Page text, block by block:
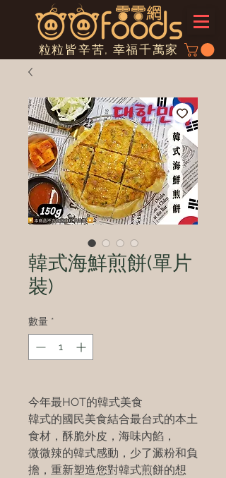
粒粒皆辛苦, 幸福千萬家
韓式海鮮煎餅(單片
裝)
數量 *
今年最HOT的韓式美食
韓式的國民美食結合最台式的本土
食材，酥脆外皮，海味內餡，
微微辣的韓式感動，少了澱粉和負
擔，重新塑造您對韓式煎餅的想